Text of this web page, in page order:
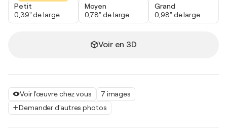
Voir l'œuvre chez vous
7 images
Demander d'autres photos
Petit
0,39" de large
Moyen
0,78" de large
Grand
0,98" de large
Voir en 3D